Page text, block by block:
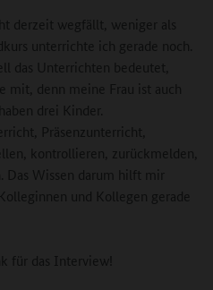
derzeit wegfällt, weniger als
unterrichte ich gerade noch.
das Unterrichten bedeutet,
mit, denn meine Frau ist auch
drei Kinder.
Präsenzunterricht,
kontrollieren, zurückmelden,
Wissen darum hilft mir
und Kollegen gerade
für das Interview!